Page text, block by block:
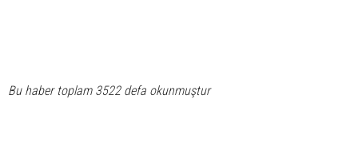
Bu haber toplam 3522 defa okunmuştur